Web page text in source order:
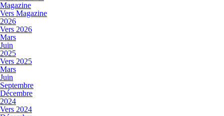
Magazine
Vers Magazine
2026
Vers 2026
Mars
Juin
2025
Vers 2025
Mars
Juin
Septembre
Décembre
2024
Vers 2024